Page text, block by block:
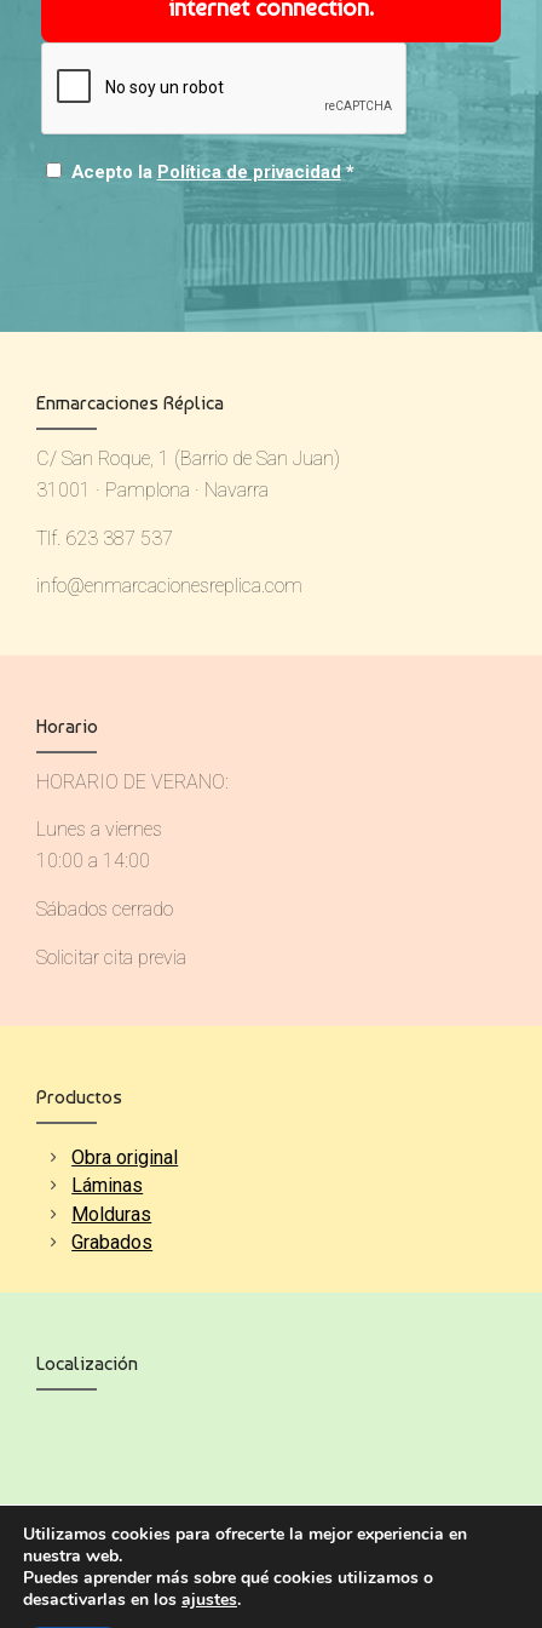
internet connection.
Acepto la Política de privacidad *
Enmarcaciones Réplica
C/ San Roque, 1 (Barrio de San Juan)
31001 · Pamplona · Navarra
Tlf. 623 387 537
info@enmarcacionesreplica.com
Horario
HORARIO DE VERANO:
Lunes a viernes
10:00 a 14:00
Sábados cerrado
Solicitar cita previa
Productos
Obra original
Láminas
Molduras
Grabados
Localización
Utilizamos cookies para ofrecerte la mejor experiencia en
nuestra web.
Puedes aprender más sobre qué cookies utilizamos o
desactivarlas en los ajustes.